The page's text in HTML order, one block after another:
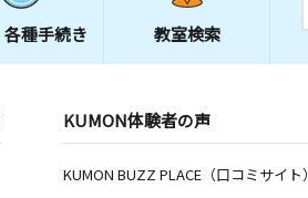
各種手続き 教室検索
KUMON体験者の声
KUMON BUZZ PLACE（口コミサイト）